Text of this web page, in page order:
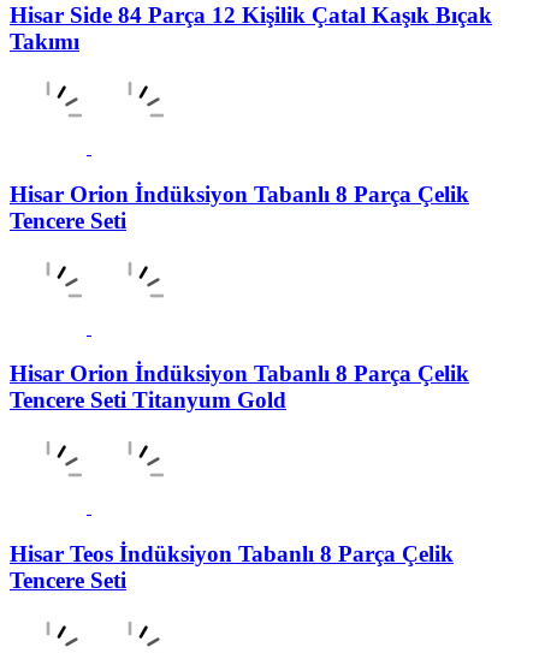
Hisar Side 84 Parça 12 Kişilik Çatal Kaşık Bıçak
Takımı
Hisar Orion İndüksiyon Tabanlı 8 Parça Çelik
Tencere Seti
Hisar Orion İndüksiyon Tabanlı 8 Parça Çelik
Tencere Seti Titanyum Gold
Hisar Teos İndüksiyon Tabanlı 8 Parça Çelik
Tencere Seti